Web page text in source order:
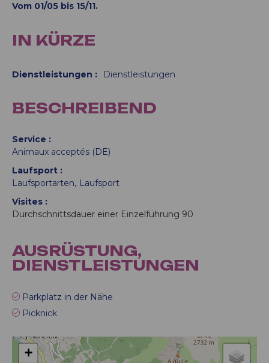
Vom 01/05 bis 15/11.
IN KÜRZE
Dienstleistungen : Dienstleistungen
BESCHREIBEND
Service
Animaux acceptés (DE)
Laufsport
Laufsportarten
Laufsport
Visites
Durchschnittsdauer einer Einzelführung 90
AUSRÜSTUNG,
DIENSTLEISTUNGEN
Parkplatz in der Nähe
Picknick
+